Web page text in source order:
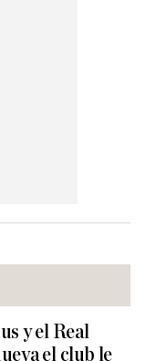
y el Real
el club le